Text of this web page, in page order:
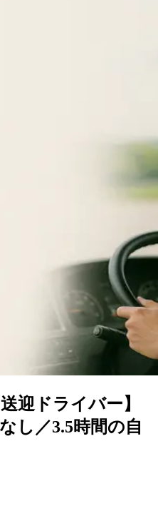
迎ドライバー】
し／3.5時間の自